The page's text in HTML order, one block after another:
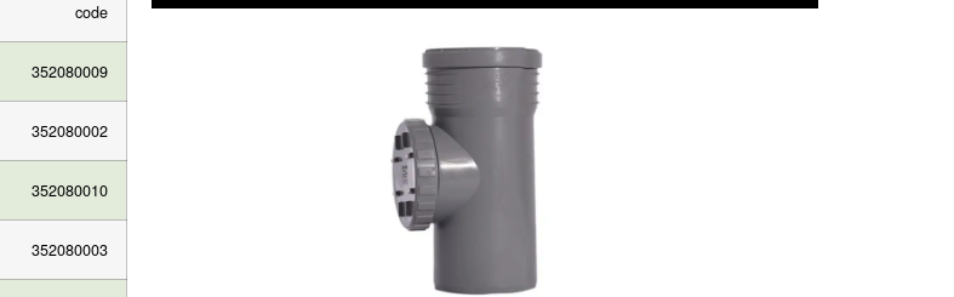
code
352080009
352080002
352080010
352080003